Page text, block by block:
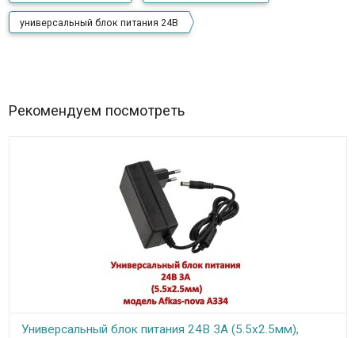
универсальный блок питания 24В
Рекомендуем посмотреть
Универсальный блок питания 24В 3А (5.5х2.5мм),